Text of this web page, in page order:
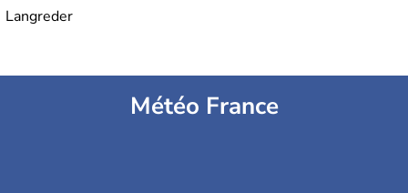
Langreder
Météo France